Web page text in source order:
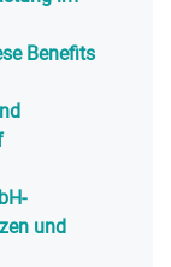
Benefits
und